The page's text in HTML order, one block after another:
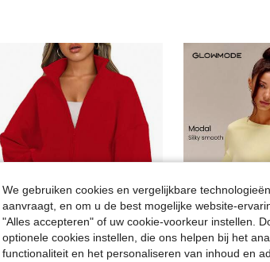
8 4
We gebruiken cookies en vergelijkbare
aanvraagt, en om u de best mogelijke website-
"Alles accepteren" of uw cookie-voorkeur instellen.
optionele cookies instellen, die ons helpen bij het
functionaliteit en het personaliseren van inhoud en